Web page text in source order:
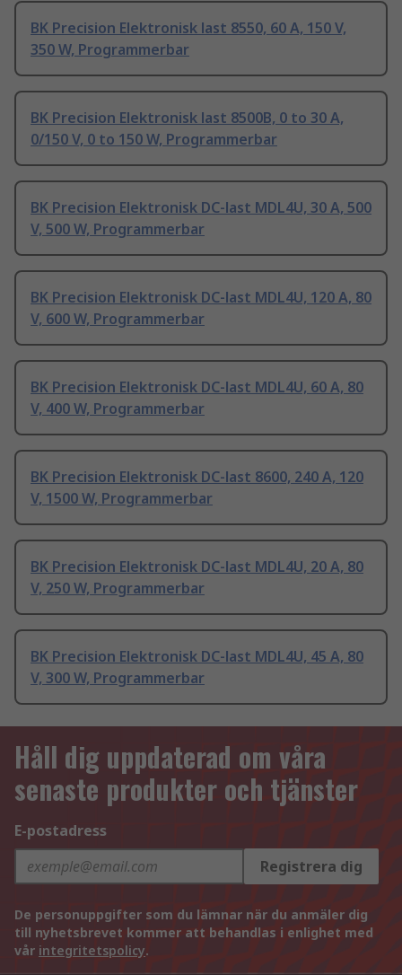
BK Precision Elektronisk last 8550, 60 A, 150 V,
350 W, Programmerbar
BK Precision Elektronisk last 8500B, 0 to 30 A,
0/150 V, 0 to 150 W, Programmerbar
BK Precision Elektronisk DC-last MDL4U, 30 A, 500
V, 500 W, Programmerbar
BK Precision Elektronisk DC-last MDL4U, 120 A, 80
V, 600 W, Programmerbar
BK Precision Elektronisk DC-last MDL4U, 60 A, 80
V, 400 W, Programmerbar
BK Precision Elektronisk DC-last 8600, 240 A, 120
V, 1500 W, Programmerbar
BK Precision Elektronisk DC-last MDL4U, 20 A, 80
V, 250 W, Programmerbar
BK Precision Elektronisk DC-last MDL4U, 45 A, 80
V, 300 W, Programmerbar
Håll dig uppdaterad om våra
senaste produkter och tjänster
E-postadress
Registrera dig
De personuppgifter som du lämnar när du anmäler dig
till nyhetsbrevet kommer att behandlas i enlighet med
vår integritetspolicy.